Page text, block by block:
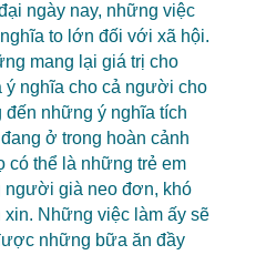
ngày nay, những việc
to lớn đối với xã hội.
mang lại giá trị cho
ý nghĩa cho cả người cho
những ý nghĩa tích
ở trong hoàn cảnh
có thể là những trẻ em
người già neo đơn, khó
Những việc làm ấy sẽ
những bữa ăn đầy